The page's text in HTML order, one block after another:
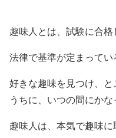
趣味人とは、試験に合格
法律で基準が定まってい
好きな趣味を見つけ、
うちに、いつの間にかな
趣味人は、本気で趣味に